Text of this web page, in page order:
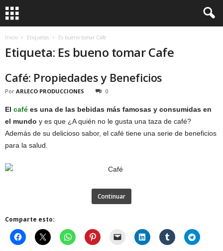
Inicio Etiquetas Es bueno tomar Cafe
Etiqueta: Es bueno tomar Cafe
Café: Propiedades y Beneficios
Por ARLECO PRODUCCIONES 0
El café es una de las bebidas más famosas y consumidas en
el mundo y es que ¿A quién no le gusta una taza de café?
Además de su delicioso sabor, el café tiene una serie de beneficios
para la salud.
Continuar
Comparte esto: